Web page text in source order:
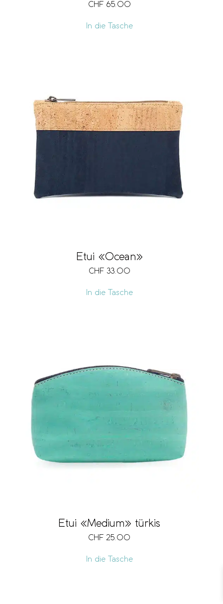
CHF 65.00
In die Tasche
Etui «Ocean»
CHF 33.00
In die Tasche
Etui «Medium» türkis
CHF 25.00
In die Tasche